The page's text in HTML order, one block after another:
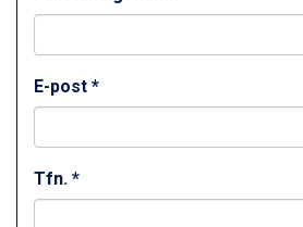
Ischgl från 11.295 kr.
Fieberbrunn från 9.645 kr.
Val Thorens från 8.395 kr.
St. Anton från 11.245 kr.
Livigno från 5.595 kr.
Ponte di Legno från 7.395 kr.
E-post *
Tfn. *